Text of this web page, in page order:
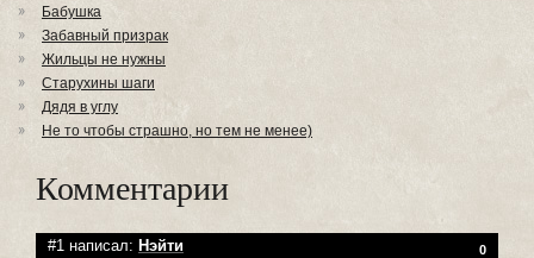
Бабушка
Забавный призрак
Жильцы не нужны
Старухины шаги
Дядя в углу
Не то чтобы страшно, но тем не менее)
Комментарии
#1 написал: Нэйти 0